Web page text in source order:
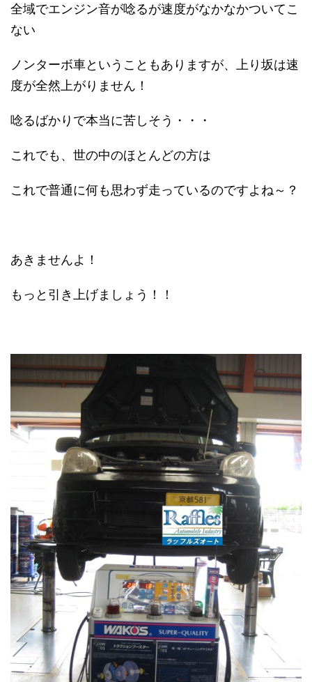
全域でエンジン音が唸るが速度がなかなかついてこ
ない
ノンターボ車ということもありますが、上り坂は速
度が全然上がりません！
唸るばかりで本当に苦しそう・・・
これでも、世の中のほとんどの方は
これで普通に何も思わず走っているのですよね～？
あきませんよ！
もっと引き上げましょう！！